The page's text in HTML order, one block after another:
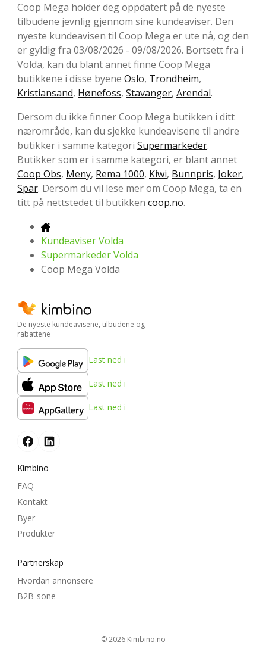
Coop Mega holder deg oppdatert på de nyeste
tilbudene jevnlig gjennom sine kundeaviser. Den
nyeste kundeavisen til Coop Mega er ute nå, og den
er gyldig fra 03/08/2026 - 09/08/2026. Bortsett fra i
Volda, kan du blant annet finne Coop Mega
butikkene i disse byene Oslo, Trondheim,
Kristiansand, Hønefoss, Stavanger, Arendal.
Dersom du ikke finner Coop Mega butikken i ditt
nærområde, kan du sjekke kundeavisene til andre
butikker i samme kategori Supermarkeder.
Butikker som er i samme kategori, er blant annet
Coop Obs, Meny, Rema 1000, Kiwi, Bunnpris, Joker,
Spar. Dersom du vil lese mer om Coop Mega, ta en
titt på nettstedet til butikken coop.no.
Kundeaviser Volda
Supermarkeder Volda
Coop Mega Volda
De nyeste kundeavisene, tilbudene og
rabattene
Last ned i
Last ned i
Last ned i
Kimbino
FAQ
Kontakt
Byer
Produkter
Partnerskap
Hvordan annonsere
B2B-sone
© 2026 kimbino.no